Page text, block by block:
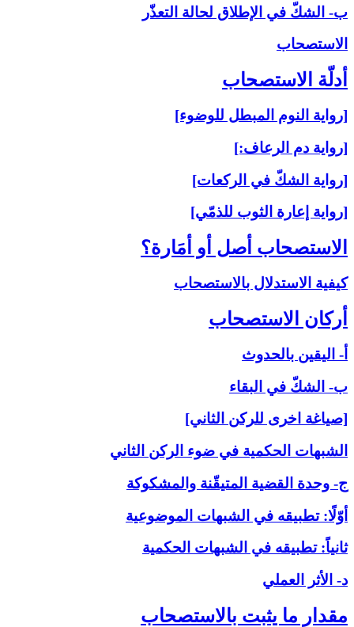
ب- الشكّ في الإطلاق لحالة التعذّر
الاستصحاب‏
أدلّة الاستصحاب‏
[رواية النوم المبطل للوضوء]
[رواية دم الرعاف:]
[رواية الشكّ في الركعات]
[رواية إعارة الثوب للذمّي]
الاستصحاب أصل أو أمَارة؟
كيفية الاستدلال بالاستصحاب
أركان الاستصحاب‏
أ- اليقين بالحدوث
ب- الشكّ في البقاء
[صياغة اخرى للركن الثاني]
الشبهات الحكمية في ضوء الركن الثاني
ج- وحدة القضية المتيقّنة والمشكوكة
أوّلًا: تطبيقه في الشبهات الموضوعية
ثانياً: تطبيقه في الشبهات الحكمية
د- الأثر العملي
مقدار ما يثبت بالاستصحاب‏